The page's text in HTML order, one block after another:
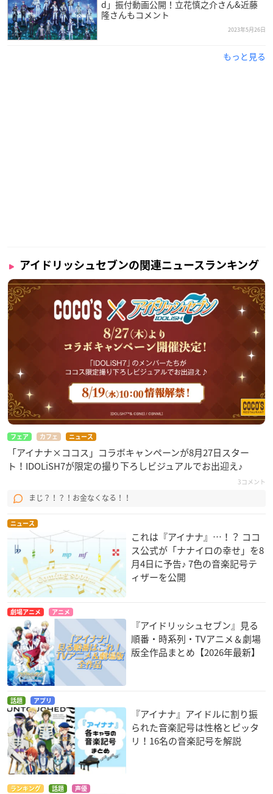
d」振付動画公開！立花慎之介さん&近藤
隆さんもコメント
2023年5月26日
もっと見る
アイドリッシュセブンの関連ニュースランキング
フェア カフェ ニュース
「アイナナ×ココス」コラボキャンペーンが8月27日スター
ト！IDOLiSH7が限定の撮り下ろしビジュアルでお出迎え♪
3コメント
まじ？！？！お金なくなる！！
ニュース
これは『アイナナ』…！？ ココ
ス公式が「ナナイロの幸せ」を8
月4日に予告♪ 7色の音楽記号テ
ィザーを公開
劇場アニメ アニメ
『アイドリッシュセブン』見る
順番・時系列・TVアニメ＆劇場
版全作品まとめ【2026年最新】
話題 アプリ
『アイナナ』アイドルに割り振
られた音楽記号は性格とピッタ
リ！16名の音楽記号を解説
ランキング 話題 声優